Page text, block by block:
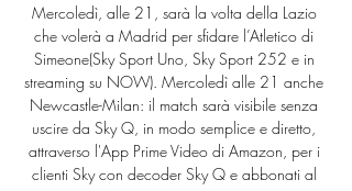
Mercoledì, alle 21, sarà la volta della Lazio
che volerà a Madrid per sfidare l’Atletico di
Simeone(Sky Sport Uno, Sky Sport 252 e in
streaming su NOW). Mercoledì alle 21 anche
Newcastle-Milan: il match sarà visibile senza
uscire da Sky Q, in modo semplice e diretto,
attraverso l'App Prime Video di Amazon, per i
clienti Sky con decoder Sky Q e abbonati al